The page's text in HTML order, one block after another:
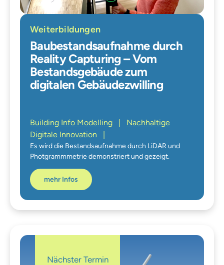
Weiterbildungen
Baubestandsaufnahme durch
Reality Capturing – Vom
Bestandsgebäude zum
digitalen Gebäudezwilling
Building Info Modelling | Nachhaltige
Digitale Innovation |
Es wird die Bestandsaufnahme durch LiDAR und
Photgrammmetrie demonstriert und gezeigt.
mehr Infos
Nächster Termin